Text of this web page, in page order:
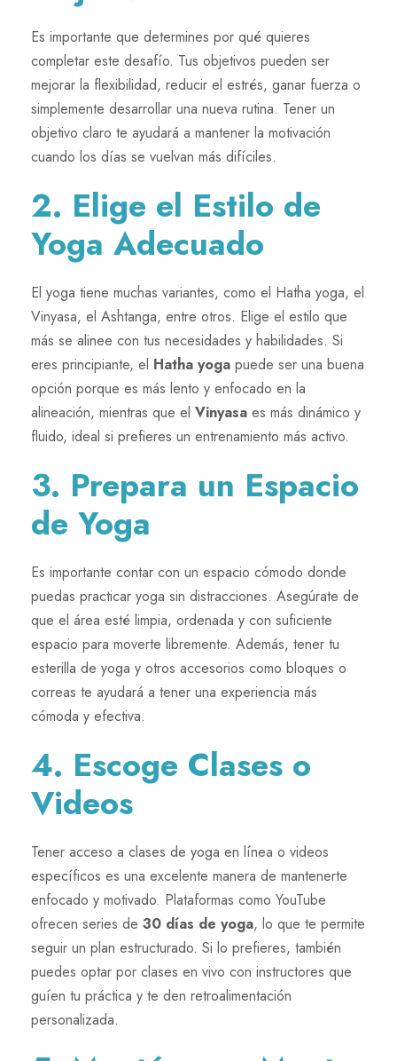
Es importante que determines por qué quieres
completar este desafío. Tus objetivos pueden ser
mejorar la flexibilidad, reducir el estrés, ganar fuerza o
simplemente desarrollar una nueva rutina. Tener un
objetivo claro te ayudará a mantener la motivación
cuando los días se vuelvan más difíciles.
2. Elige el Estilo de
Yoga Adecuado
El yoga tiene muchas variantes, como el Hatha yoga, el
Vinyasa, el Ashtanga, entre otros. Elige el estilo que
más se alinee con tus necesidades y habilidades. Si
eres principiante, el Hatha yoga puede ser una buena
opción porque es más lento y enfocado en la
alineación, mientras que el Vinyasa es más dinámico y
fluido, ideal si prefieres un entrenamiento más activo.
3. Prepara un Espacio
de Yoga
Es importante contar con un espacio cómodo donde
puedas practicar yoga sin distracciones. Asegúrate de
que el área esté limpia, ordenada y con suficiente
espacio para moverte libremente. Además, tener tu
esterilla de yoga y otros accesorios como bloques o
correas te ayudará a tener una experiencia más
cómoda y efectiva.
4. Escoge Clases o
Videos
Tener acceso a clases de yoga en línea o videos
específicos es una excelente manera de mantenerte
enfocado y motivado. Plataformas como YouTube
ofrecen series de 30 días de yoga, lo que te permite
seguir un plan estructurado. Si lo prefieres, también
puedes optar por clases en vivo con instructores que
guíen tu práctica y te den retroalimentación
personalizada.